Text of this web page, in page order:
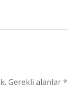
Gerekli alanlar*